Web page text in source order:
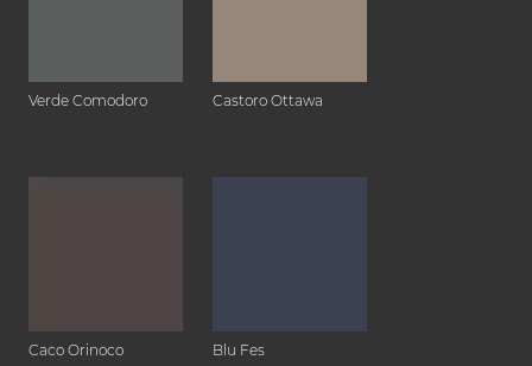
Verde Comodoro Castoro Ottawa
Caco Orinoco Blu Fes